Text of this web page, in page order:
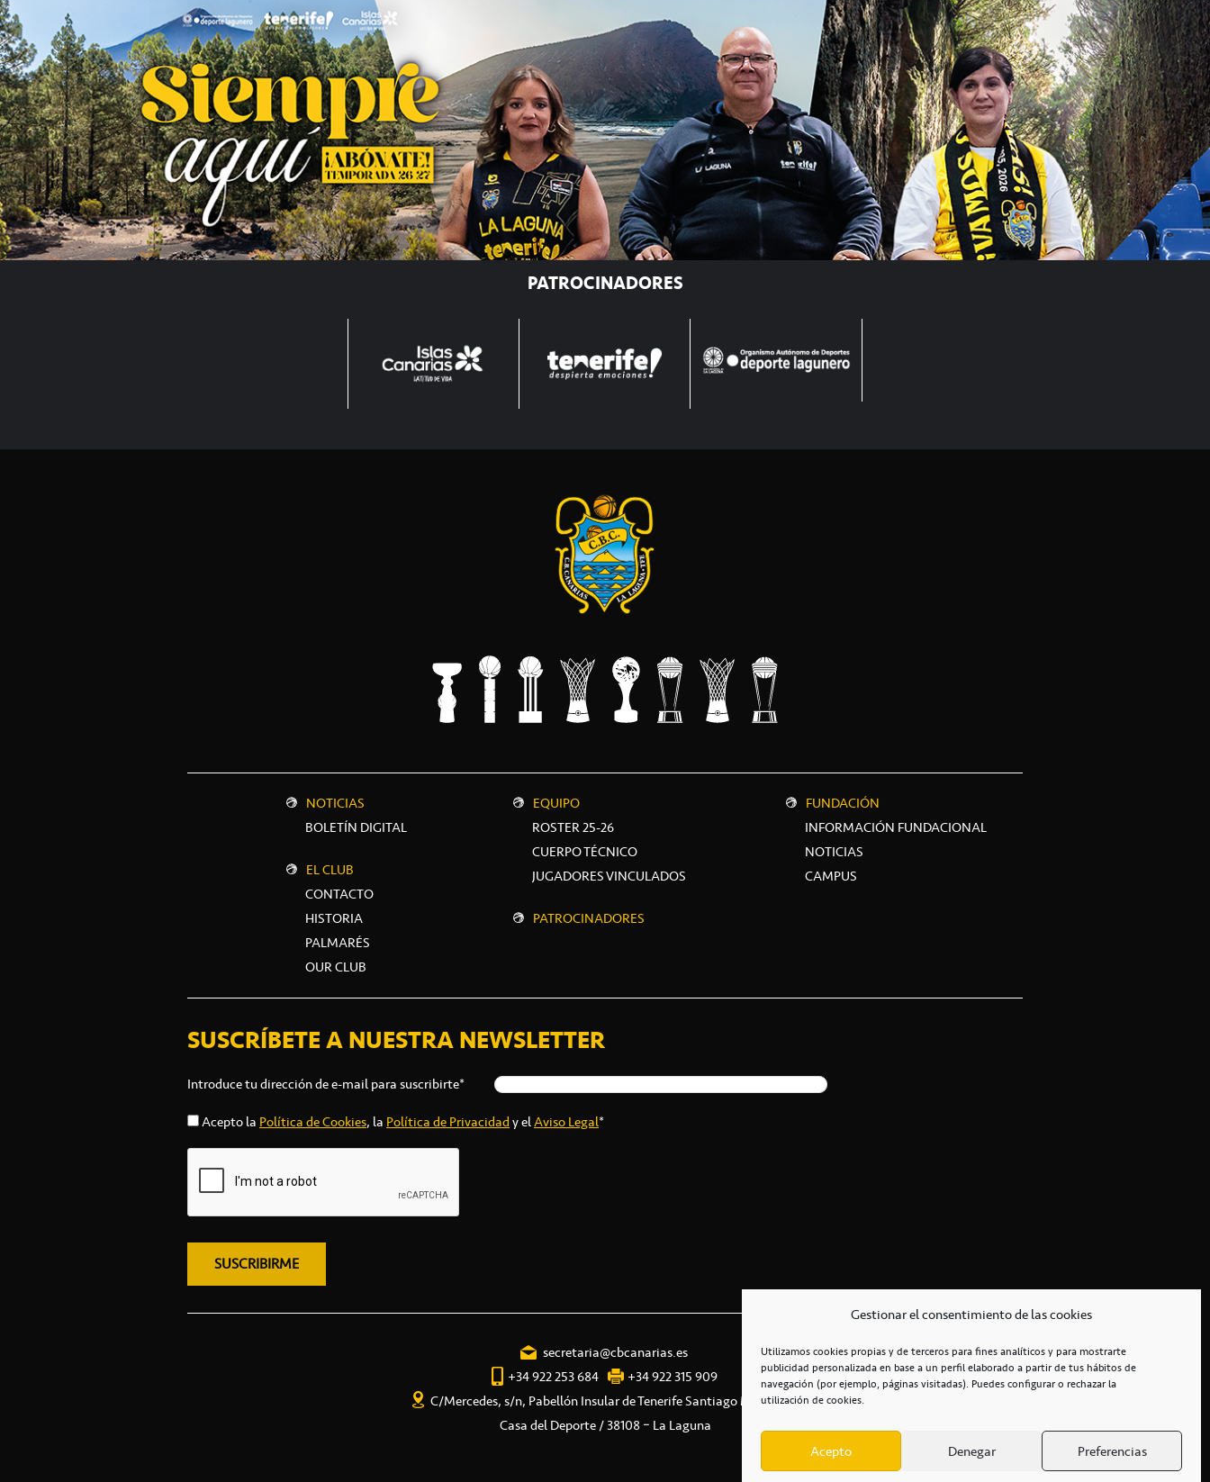
Gestionar el consentimiento de las cookies
Utilizamos cookies propias y de terceros para fines analíticos y para mostrarte
publicidad personalizada en base a un perfil elaborado a partir de tus hábitos de
navegación (por ejemplo, páginas visitadas). Puedes configurar o rechazar la
utilización de cookies.
Acepto Denegar Preferencias
PATROCINADORES
NOTICIAS
BOLETÍN DIGITAL
EL CLUB
CONTACTO
HISTORIA
PALMARÉS
OUR CLUB
EQUIPO
ROSTER 25-26
CUERPO TÉCNICO
JUGADORES VINCULADOS
PATROCINADORES
FUNDACIÓN
INFORMACIÓN FUNDACIONAL
NOTICIAS
CAMPUS
SUSCRÍBETE A NUESTRA NEWSLETTER
Introduce tu dirección de e-mail para suscribirte*
Acepto laPolítica de Cookies, laPolítica de Privacidady elAviso Legal*
secretaria@cbcanarias.es
+34 922 253 684
+34 922 315 909
C/Mercedes, s/n, Pabellón Insular de Tenerife Santiago Martín
Casa del Deporte / 38108 – La Laguna